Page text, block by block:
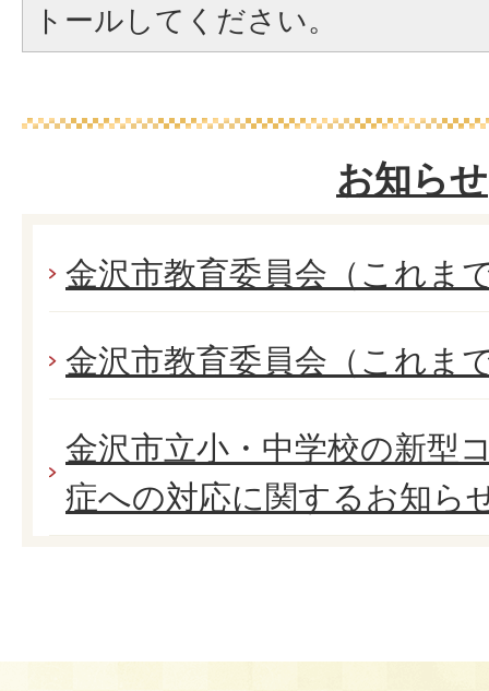
トールしてください。
お知らせ
金沢市教育委員会（これま
金沢市教育委員会（これま
金沢市立小・中学校の新型
症への対応に関するお知ら